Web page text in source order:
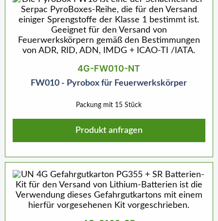
4G-FW010-NT
FW010 - Pyrobox für Feuerwerkskörper
Packung mit 15 Stück
Produkt anfragen